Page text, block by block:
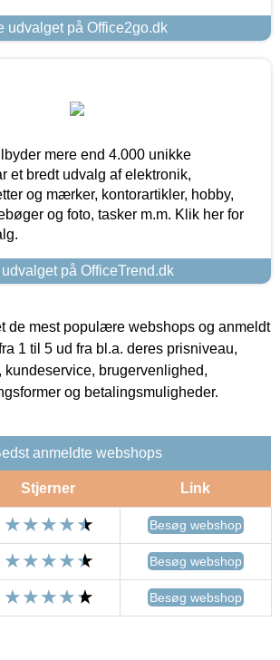
udvalget på Office2go.dk
mere end 4.000 unikke
et bredt udvalg af elektronik,
og mærker, kontorartikler, hobby,
og foto, tasker m.m. Klik her for
på OfficeTrend.dk
de mest populære webshops og anmeldt
1 til 5 ud fra bl.a. deres prisniveau,
kundeservice, brugervenlighed,
og betalingsmuligheder.
anmeldte webshops
Stjerner Link
Besøg webshop
Besøg webshop
Besøg webshop